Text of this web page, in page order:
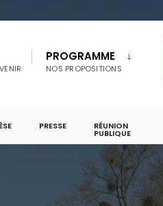
PROGRAMME
NOS PROPOSITIONS
PRESSE RÉUNION
PUBLIQUE